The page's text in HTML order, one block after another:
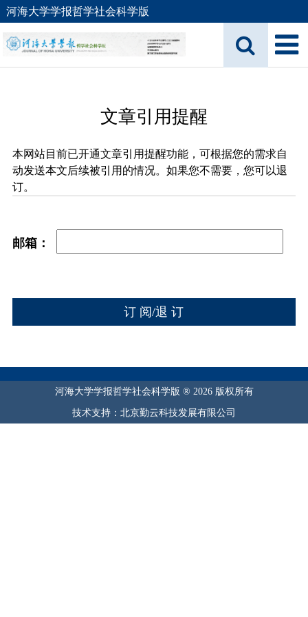
河海大学学报哲学社会科学版
文章引用提醒
本网站目前已开通文章引用提醒功能，可根据您的需求自
动发送本文后续被引用的情况。如果您不需要，您可以退
订。
邮箱：
河海大学学报哲学社会科学版 ® 2026 版权所有
技术支持：北京勤云科技发展有限公司